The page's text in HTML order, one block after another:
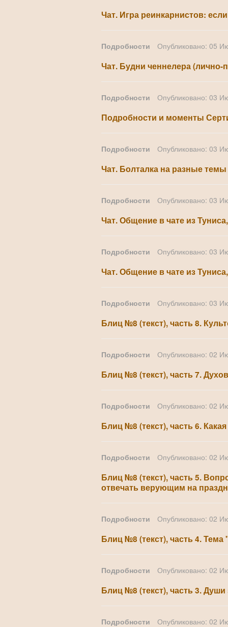
Чат. Игра реинкарнистов:
Подробности Опубликовано: 05
Чат. Будни ченнелера
Подробности Опубликовано: 03
Подробности и моменты
Подробности Опубликовано: 03
Чат. Болталка на разные
Подробности Опубликовано: 03
Чат. Общение в чате из
Подробности Опубликовано: 03
Чат. Общение в чате из
Подробности Опубликовано: 03
Блиц №8 (текст), часть 8.
Подробности Опубликовано: 02
Блиц №8 (текст), часть 7.
Подробности Опубликовано: 02
Блиц №8 (текст), часть 6.
Подробности Опубликовано: 02
Блиц №8 (текст), часть 5.
отвечать верующим на
Подробности Опубликовано: 02
Блиц №8 (текст), часть 4.
Подробности Опубликовано: 02
Блиц №8 (текст), часть 3.
Подробности Опубликовано: 02